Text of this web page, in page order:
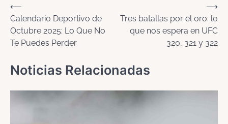
Navegación
de
entradas
⟵
Calendario Deportivo de
Octubre 2025: Lo Que No
Te Puedes Perder
Tres batallas por el oro: lo
que nos espera en UFC
320, 321 y 322
⟶
Noticias Relacionadas